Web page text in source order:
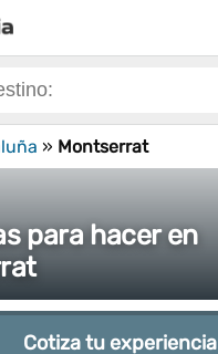
» Montserrat
para hacer en
Cotiza tu experiencia